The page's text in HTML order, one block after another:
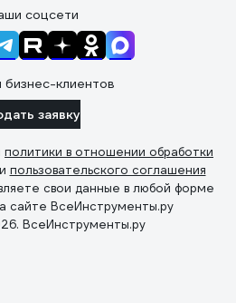
соцсети
бизнес-клиентов
заявку
политики в отношении обработки
и пользовательского соглашения
свои данные в любой форме
сайте ВсеИнструменты.ру
ВсеИнструменты.ру